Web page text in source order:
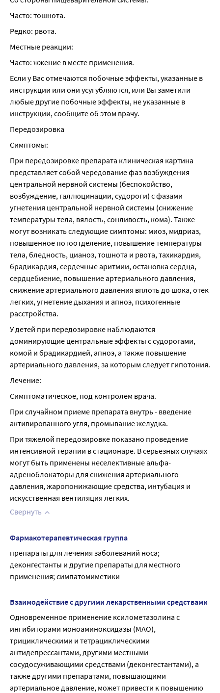
Часто: тошнота.
Редко: рвота.
Местные реакции:
Часто: жжение в месте применения.
Если у Вас отмечаются побочные эффекты, указанные в
инструкции или они усугубляются, или Вы заметили
любые другие побочные эффекты, не указанные в
инструкции, сообщите об этом врачу.
Передозировка
Симптомы:
При передозировке препарата клиническая картина
представляет собой чередование фаз возбуждения
центральной нервной системы (беспокойство,
возбуждение, галлюцинации, судороги) с фазами
угнетения центральной нервной системы (снижение
температуры тела, вялость, сонливость, кома). Также
могут возникать следующие симптомы: миоз, мидриаз,
повышенное потоотделение, повышение температуры
тела, бледность, цианоз, тошнота и рвота, тахикардия,
брадикардия, сердечные аритмии, остановка сердца,
сердцебиение, повышение артериального давления,
снижение артериального давления вплоть до шока, отек
легких, угнетение дыхания и апноэ, психогенные
расстройства.
У детей при передозировке наблюдаются
доминирующие центральные эффекты с судорогами,
комой и брадикардией, апноэ, а также повышение
артериального давления, за которым следует гипотония.
Лечение:
Симптоматическое, под контролем врача.
При случайном приеме препарата внутрь - введение
активированного угля, промывание желудка.
При тяжелой передозировке показано проведение
интенсивной терапии в стационаре. В серьезных случаях
могут быть применены неселективные альфа-
адреноблокаторы для снижения артериального
давления, жаропонижающие средства, интубация и
искусственная вентиляция легких.
Свернуть
Фармакотерапевтическая группа
препараты для лечения заболеваний носа;
деконгестанты и другие препараты для местного
применения; симпатомиметики
Взаимодействие с другими лекарственными средствами
Одновременное применение ксилометазолина с
ингибиторами моноаминоксидазы (МАО),
трициклическими и тетрациклическими
антидепрессантами, другими местными
сосудосуживающими средствами (деконгестантами), а
также другими препаратами, повышающими
артериальное давление, может привести к повышению